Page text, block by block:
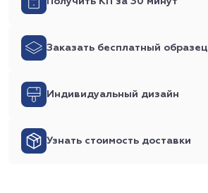
Заказать бесплатный образец
Индивидуальный дизайн
Узнать стоимость доставки